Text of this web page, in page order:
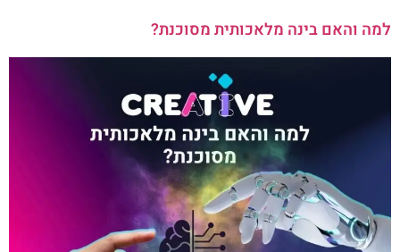
למה והאם בינה מלאכותית מסוכנת?